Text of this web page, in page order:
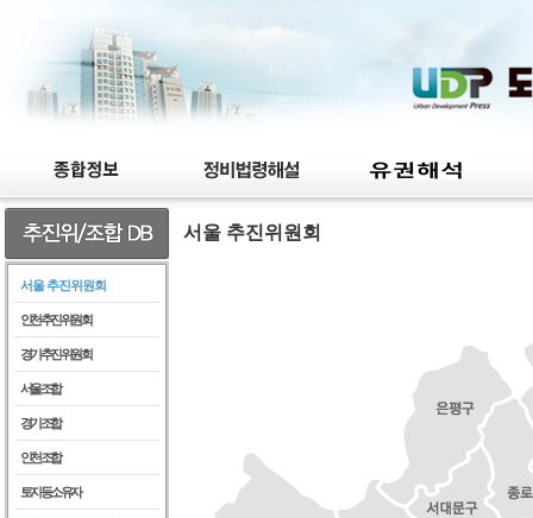
서울 추진위원회
인천추진위원회
경기추진위원회
서울조합
경기조합
인천조합
토지등소유자
서울 추진위원회